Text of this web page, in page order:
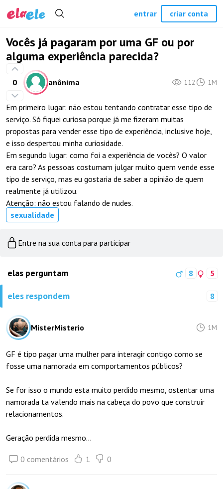
Vocês já pagaram por uma GF ou por
alguma experiência parecida?
0 anônima 112 1M
Em primeiro lugar: não estou tentando contratar esse tipo de
serviço. Só fiquei curiosa porque já me fizeram muitas
propostas para vender esse tipo de experiência, inclusive hoje,
e isso despertou minha curiosidade.
Em segundo lugar: como foi a experiência de vocês? O valor
era caro? As pessoas costumam julgar muito quem vende esse
tipo de serviço, mas eu gostaria de saber a opinião de quem
realmente já utilizou.
Atenção: não estou falando de nudes.
sexualidade
Entre na sua conta para participar
elas perguntam 8 5
eles respondem 8
MisterMisterio 1M
GF é tipo pagar uma mulher para interagir contigo como se
fosse uma namorada em comportamentos públicos?
Se for isso o mundo esta muito perdido mesmo, ostentar uma
namorada ta valendo mais na cabeça do povo que construir
relacionamentos.
Geração perdida mesmo...
0 comentários 1 0
entrar criar conta